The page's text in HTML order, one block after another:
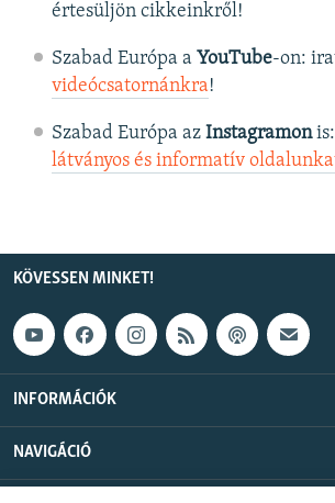
értesüljön cikkeinkről!
Szabad Európa a YouTube-on:
videócsatornánkra!
Szabad Európa az Instagramonis:
látványos és informatív
KÖVESSEN MINKET!
INFORMÁCIÓK
NAVIGÁCIÓ